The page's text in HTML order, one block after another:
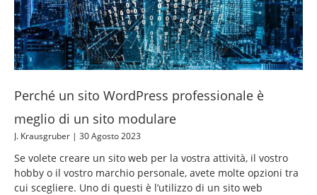
Perché un sito WordPress professionale è
meglio di un sito modulare
J. Krausgruber 30 Agosto 2023
Se volete creare un sito web per la vostra attività, il vostro
hobby o il vostro marchio personale, avete molte opzioni tra
cui scegliere. Uno di questi è l’utilizzo di un sito web
n
a
n
a
n
a
n
a
n
a